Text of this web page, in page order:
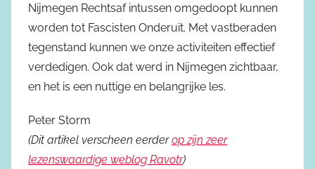
Nijmegen Rechtsaf intussen omgedoopt kunnen
worden tot Fascisten Onderuit. Met vastberaden
tegenstand kunnen we onze activiteiten effectief
verdedigen. Ook dat werd in Nijmegen zichtbaar,
en het is een nuttige en belangrijke les.
Peter Storm
(Dit artikel verscheen eerderop zijn zeer
lezenswaardige weblog Ravotr)